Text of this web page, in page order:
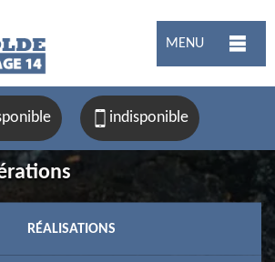
MENU
indisponible
RÉALISATIONS